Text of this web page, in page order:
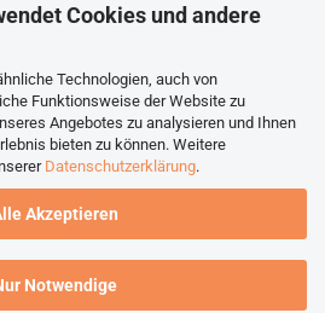
Cookies und andere
Technologien, auch von
Funktionsweise der Website zu
Angebotes zu analysieren und Ihnen
bieten zu können. Weitere
Datenschutzerklärung.
Akzeptieren
Notwendige